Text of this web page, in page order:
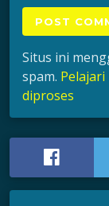
Situs ini
spam.
diproses